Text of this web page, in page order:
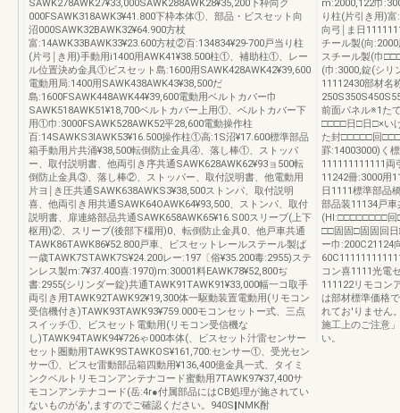
SAWK278AWK27¥33,000SAWK288AWK28¥35,200下枠向ク
000FSAWK318AWK3¥41.800下枠本体①、部品・ビスセット向
沼000SAWK32BAWK32¥64.900方杖
富:14AWK33BAWK33¥23.600方杖②百:134834¥29‐700戸当り柱
(片弓￨き用)手動用i1400用AWK41¥38.500柱①、補助柱①、レー
ル位置決め金具①ビスセット島:1600用SAWK428AWK42¥39,600
電動用局:1400用SAWK438AWK43¥38,500だ
島:1600FSAWK448AWK44¥39,600電動用ベルトカバー巾
SAWK518AWK51¥18,700ベルトカバー上用①、ベルトカバー下
用①巾:3000FSAWK528AWK52平28,600電動操作柱
百:14SAWKS3IAWK53¥16.500操作柱①高:1S沼¥17.600標準部品
箱手動用片共涌¥38,500転倒防止金具④、落し棒①、ストッパ
ー、取付説明書、他両引き序共通SAWK628AWK62¥93ョ500転
倒防止金具③、落し棒②、ストッパー、取付説明書、他電動用
片ヨ￨き圧共通SAWK638AWKS3¥38,500ストンパ、取付説明
喜、他両引き用共通SAWK64OAWK64¥93,500、ストンパ、取付
説明書、扉連絡部品共通SAWK658AWK65¥16.S00スリーブ(上下
枢用)②、スリーブ(後部下橿用)0、転倒防止金具0、他戸車共通
TAWK86TAWK86¥52.800戸車、ビスセットレールステール製ば
一歳TAWK7STAWK7S¥24.200レー:197〔俗¥35.200毒:2955)ステ
ンレス製m:7¥37.400喜:1970)m:30001料EAWK78¥52,800ぢ
書:2955(シリンダー錠)共通TAWK91TAWK91¥33,000幅一コ取手
両引き用TAWK92TAWK92¥19,300体一駆動装置電動用(リモコン
受信機付き)TAWK93TAWK93¥759.000モコンセットー式、三点
スイッチ①、ビスセット電動用(リモコン受信機な
し)TAWK94TAWK94¥726ゃ000本体(、ビスセット汁雷センサー
セット圏動用TAWK9STAWKOS¥161,700:センサー①、受光セン
サー①、ビスセ雷動部品箱四動用¥136,400億金具一式、タイミ
ンクベルトリモコンアンテナコード蜜動用7TAWK97¥37,400サ
モコンアンテナコード(岳:4r●付属部品にはCB処理が施されてい
ないものがあ',ますのでご確認ください。940S‖NMK酎
m:2000,122巾
り柱(片引き用)
向弓￨ま日
チール製(向
スチール製(巾
(巾:3000,錠(シリ
11112430部材名
前面パネル※1た
□□□□日□日□×い
た封□□□□□回
罫:14003000)く
111111111111両
11242冊:3000用
日1111標準部品
部品装11134戸
(Hl:□□□□□□□□回
□□固固□固固回
ー巾:200C21124
コン喜1111光電
111122リモコン
は部材標準価格
れてお'りません
施工上のご注意
い。